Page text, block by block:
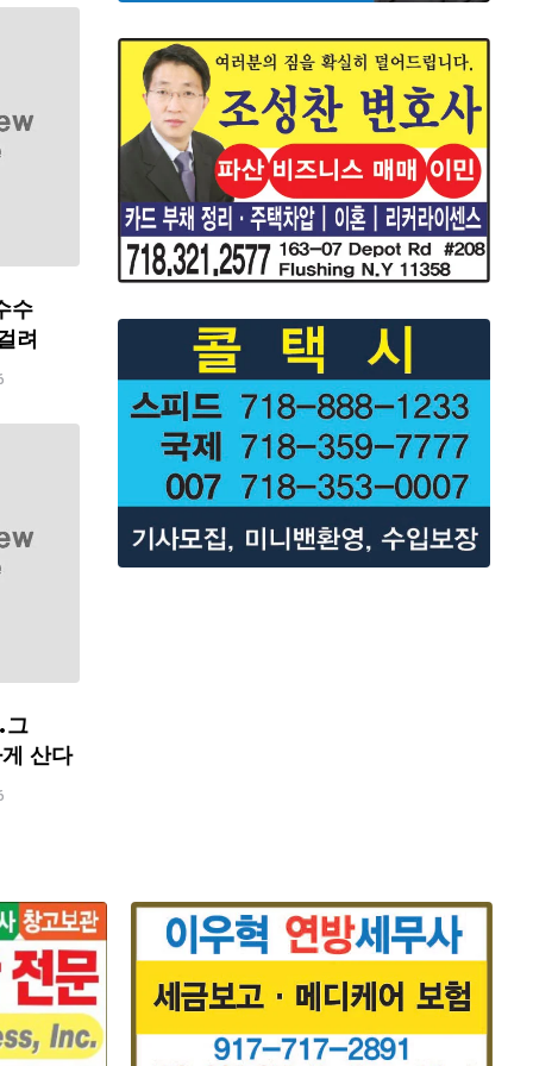
수
려
그
산다